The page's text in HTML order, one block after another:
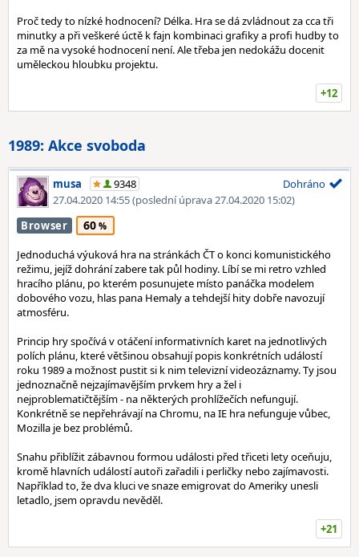
Proč tedy to nízké hodnocení? Délka. Hra se dá zvládnout za cca tři
minutky a při veškeré úctě k fajn kombinaci grafiky a profi hudby to
za mě na vysoké hodnocení není. Ale třeba jen nedokážu docenit
uměleckou hloubku projektu.
+12
1989: Akce svoboda
musa
9348
27.04.2020 14:55(poslední úprava 27.04.2020 15:02)
Dohráno
Browser 60
Jednoduchá výuková hra na stránkách ČT o konci komunistického
režimu, jejíž dohrání zabere tak půl hodiny. Líbí se mi retro vzhled
hracího plánu, po kterém posunujete místo panáčka modelem
dobového vozu, hlas pana Hemaly a tehdejší hity dobře navozují
atmosféru.
Princip hry spočívá v otáčení informativních karet na jednotlivých
polích plánu, které většinou obsahují popis konkrétních událostí
roku 1989 a možnost pustit si k nim televizní videozáznamy. Ty jsou
jednoznačně nejzajímavějším prvkem hry a žel i
nejproblematičtějším - na některých prohlížečích nefungují.
Konkrétně se nepřehrávají na Chromu, na IE hra nefunguje vůbec,
Mozilla je bez problémů.
Snahu přiblížit zábavnou formou události před třiceti lety oceňuju,
kromě hlavních událostí autoři zařadili i perličky nebo zajímavosti.
Například to, že dva kluci ve snaze emigrovat do Ameriky unesli
letadlo, jsem opravdu nevěděl.
+21